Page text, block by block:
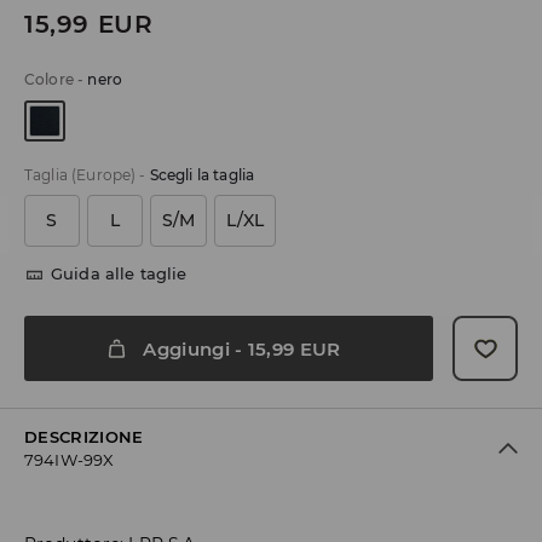
15,99 EUR
Colore- nero
Taglia (Europe) - Scegli la taglia
S L S/M L/XL
Guida alle taglie
Aggiungi- 15,99 EUR
DESCRIZIONE
794IW-99X